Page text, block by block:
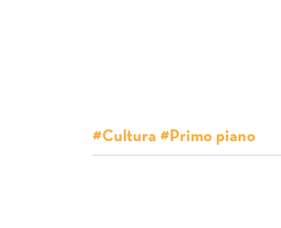
#Cultura #Primo piano